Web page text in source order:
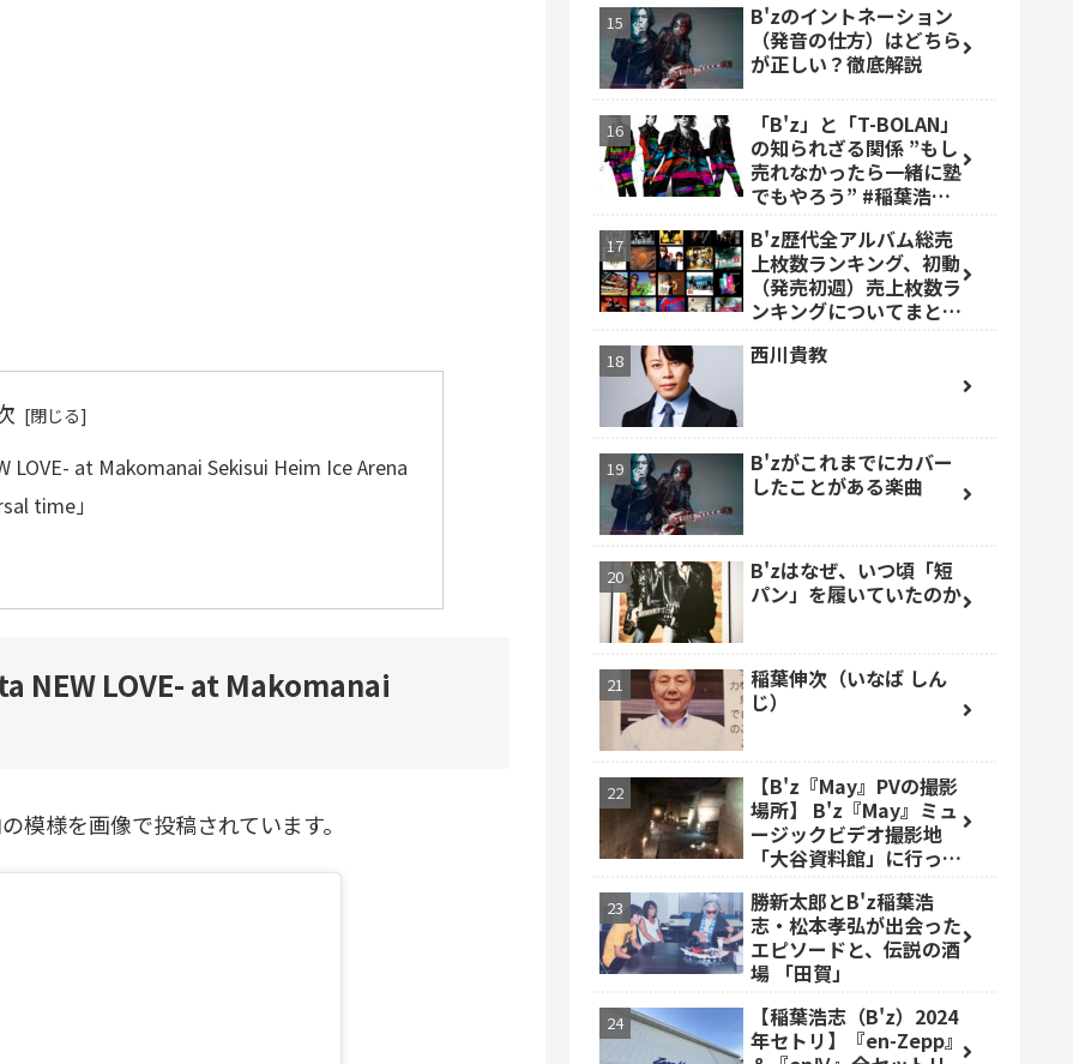
LOVE- at Makomanai Sekisui Heim Ice Arena
time」
NEW LOVE- at Makomanai
模様を画像で投稿されています。
B'zのイントネーション
（発音の仕方）はどちら
が正しい？徹底解説
「B'z」と「T-BOLAN」
の知られざる関係 ”もし
売れなかったら一緒に塾
でもやろう” #稲葉浩志
B'z歴代全アルバム総売
上枚数ランキング、初動
（発売初週）売上枚数ラ
ンキングについてまとめ
西川貴教
B'zがこれまでにカバー
したことがある楽曲
B'zはなぜ、いつ頃「短
パン」を履いていたのか
稲葉伸次（いなば しん
じ）
【B'z『May』PVの撮影
場所】 B'z『May』ミュ
ージックビデオ撮影地
「大谷資料館」に行って
勝新太郎とB'z稲葉浩
志・松本孝弘が出会った
エピソードと、伝説の酒
場 「田賀」
【稲葉浩志（B'z）2024
年セトリ】『en-Zepp』